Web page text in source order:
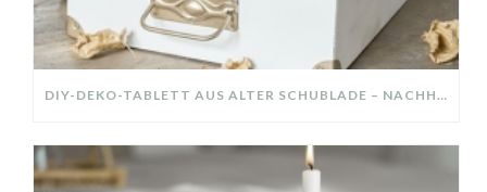
DIY-DEKO-TABLETT AUS ALTER SCHUBLADE – NACHHALTIGE HERBSTDEKO SELBER MACHEN!